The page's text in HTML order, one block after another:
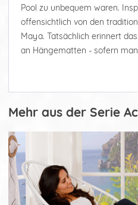
Pool zu unbequem waren.
offensichtlich von den
Maya. Tatsächlich erinnert
an Hängematten - sofern
Mehr aus der Serie